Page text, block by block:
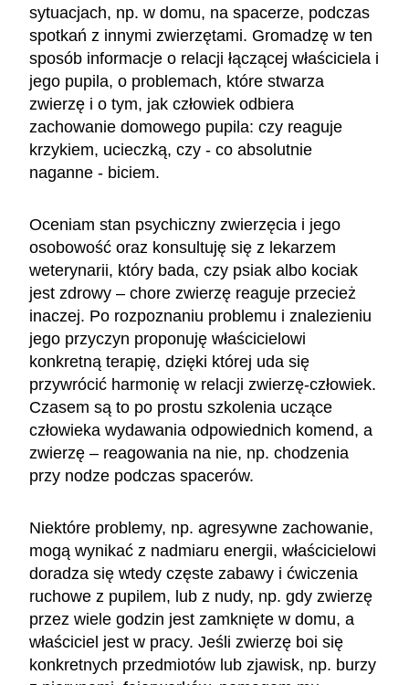
sytuacjach, np. w domu, na spacerze, podczas
spotkań z innymi zwierzętami. Gromadzę w ten
sposób informacje o relacji łączącej właściciela i
jego pupila, o problemach, które stwarza
zwierzę i o tym, jak człowiek odbiera
zachowanie domowego pupila: czy reaguje
krzykiem, ucieczką, czy - co absolutnie
naganne - biciem.
Oceniam stan psychiczny zwierzęcia i jego
osobowość oraz konsultuję się z lekarzem
weterynarii, który bada, czy psiak albo kociak
jest zdrowy – chore zwierzę reaguje przecież
inaczej. Po rozpoznaniu problemu i znalezieniu
jego przyczyn proponuję właścicielowi
konkretną terapię, dzięki której uda się
przywrócić harmonię w relacji zwierzę-człowiek.
Czasem są to po prostu szkolenia uczące
człowieka wydawania odpowiednich komend, a
zwierzę – reagowania na nie, np. chodzenia
przy nodze podczas spacerów.
Niektóre problemy, np. agresywne zachowanie,
mogą wynikać z nadmiaru energii, właścicielowi
doradza się wtedy częste zabawy i ćwiczenia
ruchowe z pupilem, lub z nudy, np. gdy zwierzę
przez wiele godzin jest zamknięte w domu, a
właściciel jest w pracy. Jeśli zwierzę boi się
konkretnych przedmiotów lub zjawisk, np. burzy